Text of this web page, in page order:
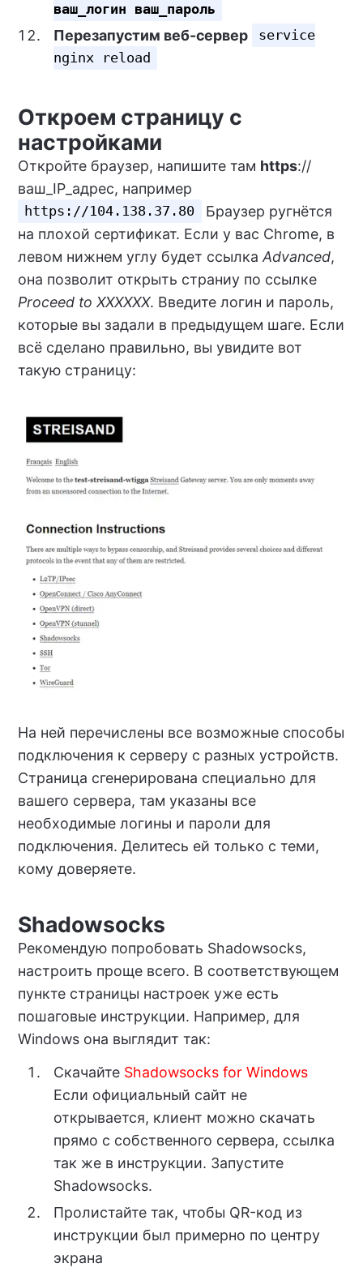
ваш_логин ваш_пароль
Перезапустим веб-сервер
service
nginx reload
Откроем страницу с
настройками
Откройте браузер, напишите там https://
ваш_IP_адрес, например
https://104.138.37.80
Браузер ругнётся
на плохой сертификат. Если у вас Chrome, в
левом нижнем углу будет ссылка Advanced,
она позволит открыть страниу по ссылке
Proceed to XXXXXX. Введите логин и пароль,
которые вы задали в предыдущем шаге. Если
всё сделано правильно, вы увидите вот
такую страницу:
На ней перечислены все возможные способы
подключения к серверу с разных устройств.
Страница сгенерирована специально для
вашего сервера, там указаны все
необходимые логины и пароли для
подключения. Делитесь ей только с теми,
кому доверяете.
Shadowsocks
Рекомендую попробовать Shadowsocks,
настроить проще всего. В соответствующем
пункте страницы настроек уже есть
пошаговые инструкции. Например, для
Windows она выглядит так:
Скачайте Shadowsocks for Windows
Если официальный сайт не
открывается, клиент можно скачать
прямо с собственного сервера, ссылка
так же в инструкции. Запустите
Shadowsocks.
Пролистайте так, чтобы QR-код из
инструкции был примерно по центру
экрана